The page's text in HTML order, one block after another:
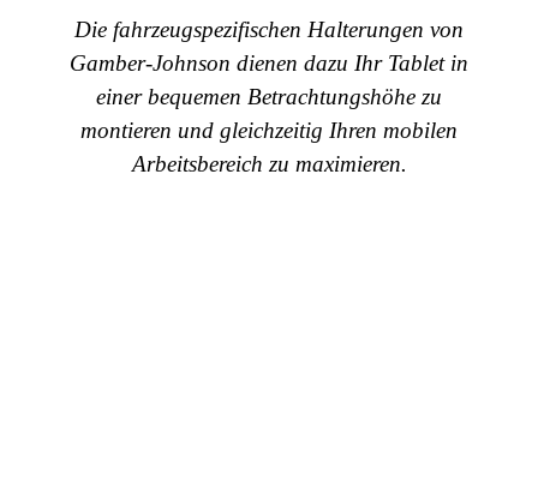
Die fahrzeugspezifischen Halterungen von
Gamber-Johnson dienen dazu Ihr Tablet in
einer bequemen Betrachtungshöhe zu
montieren und gleichzeitig Ihren mobilen
Arbeitsbereich zu maximieren.